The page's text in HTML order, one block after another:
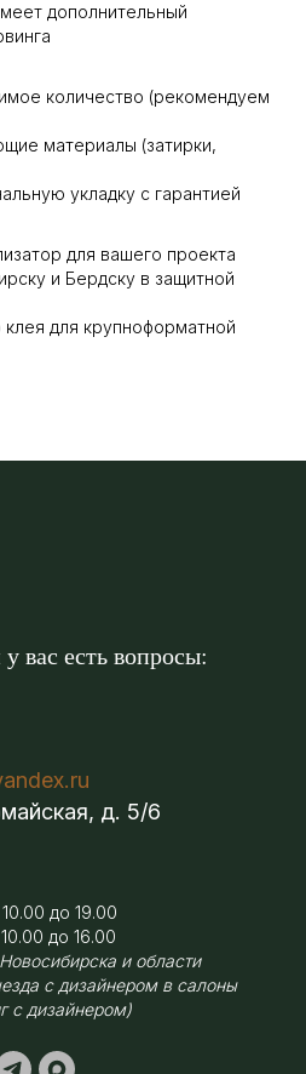
дополнительный
количество (рекомендуем
материалы (затирки,
укладку с гарантией
для вашего проекта
и Бердску в защитной
для крупноформатной
вас есть вопросы:
д. 5/6
до 19.00
до 16.00
и области
с дизайнером в салоны
с дизайнером)